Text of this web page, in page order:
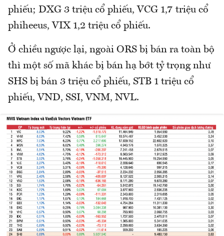
phiếu; DXG 3 triệu cổ phiếu, VCG 1,7 triệu cổ
phiheeus, VIX 1,2 triệu cổ phiếu.
Ở chiều ngược lại, ngoài ORS bị bán ra toàn bộ
thì một số mã khác bị bán hạ bớt tỷ trọng như
SHS bị bán 3 triệu cổ phiếu, STB 1 triệu cổ
phiếu, VND, SSI, VNM, NVL.